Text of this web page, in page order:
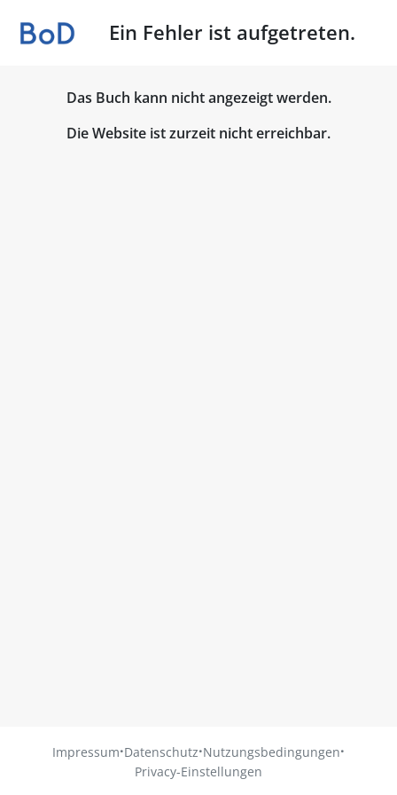
Ein Fehler ist aufgetreten.
Das Buch kann nicht angezeigt werden.
Die Website ist zurzeit nicht erreichbar.
Impressum·Datenschutz·Nutzungsbedingungen·
Privacy-Einstellungen